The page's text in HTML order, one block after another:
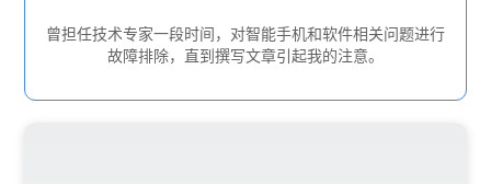
曾担任技术专家一段时间，对智能手机和软件相关问题进行
故障排除，直到撰写文章引起我的注意。